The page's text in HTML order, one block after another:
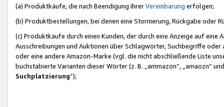
(a) Produktkäufe, die nach Beendigung IhrerVereinbarung erfolgen;
(b) Produktbestellungen, bei denen eine Stornierung, Rückgabe oder
(c) Produktkäufe durch einen Kunden, der durch eine Anzeige auf
Ausschreibungen und Auktionen über Schlagwörter, Suchbegriffe
oder eine andere Amazon-Marke (vgl. die nicht abschließende Liste
buchstabierte Varianten dieser Wörter (z. B. „ammazon“, „amaozn“
Suchplatzierung”);